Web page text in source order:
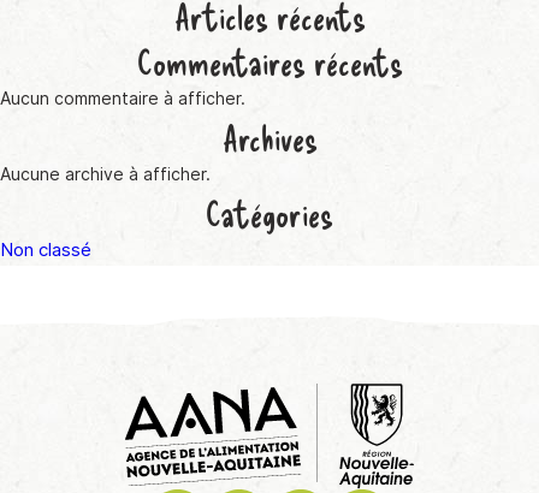
Articles récents
Commentaires récents
Aucun commentaire à afficher.
Archives
Aucune archive à afficher.
Catégories
Non classé